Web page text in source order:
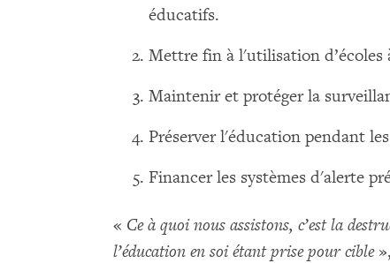
éducatifs.
Mettre fin à l'utilisation d’écoles
Maintenir et protéger la
Préserver l'éducation pendant
Financer les systèmes d'alerte
« Ce à quoi nous assistons, c’est la
l’éducation en soi étant prise pour cible